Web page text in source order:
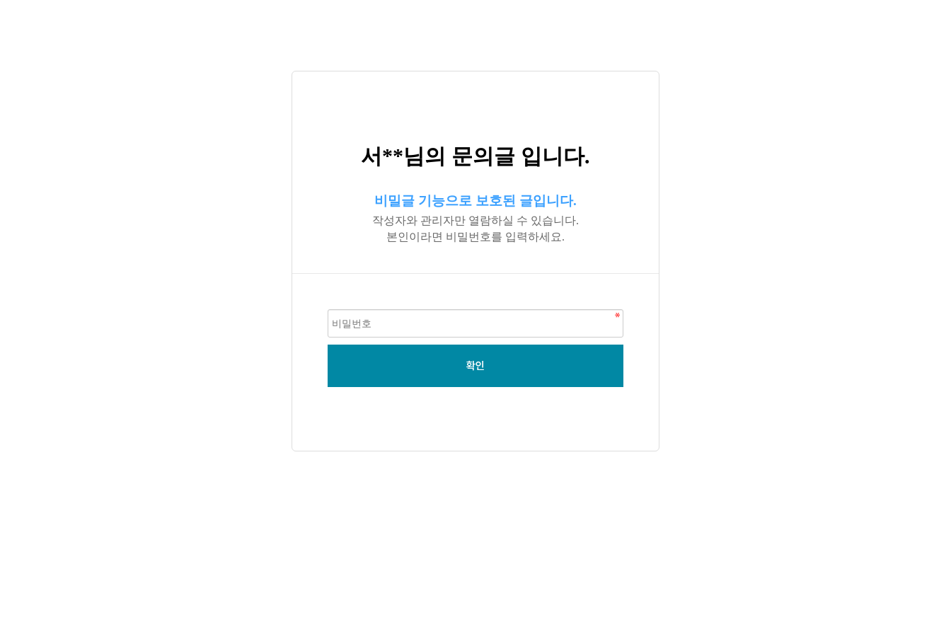
서**님의 문의글 입니다.
비밀글 기능으로 보호된 글입니다.
작성자와 관리자만 열람하실 수 있습니다.
본인이라면 비밀번호를 입력하세요.